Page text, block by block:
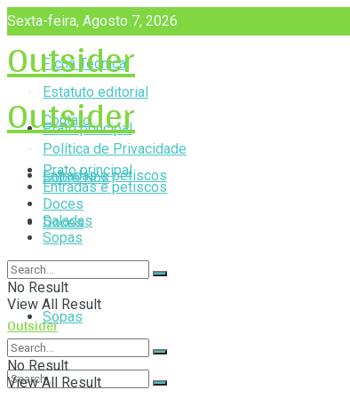
Sexta-feira, Agosto 7, 2026
Ficha Técnica
Estatuto editorial
Contato
Política de Privacidade
Sobre Nós
Outsider
Prato principal
Entradas e petiscos
Doces
Saladas
Sopas
Outsider
Prato principal
Entradas e petiscos
Doces
Saladas
Sopas
No Result
View All Result
Outsider
No Result
View All Result